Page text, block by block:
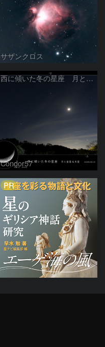
サザンクロス
西に傾いた冬の星座 月と金星＆木星
Condor57
PR